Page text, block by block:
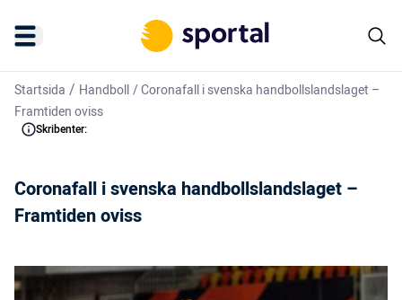
Startsida / Handboll/Coronafall i svenska handbollslandslaget –
Framtiden oviss
Skribenter:
Coronafall i svenska handbollslandslaget –
Framtiden oviss